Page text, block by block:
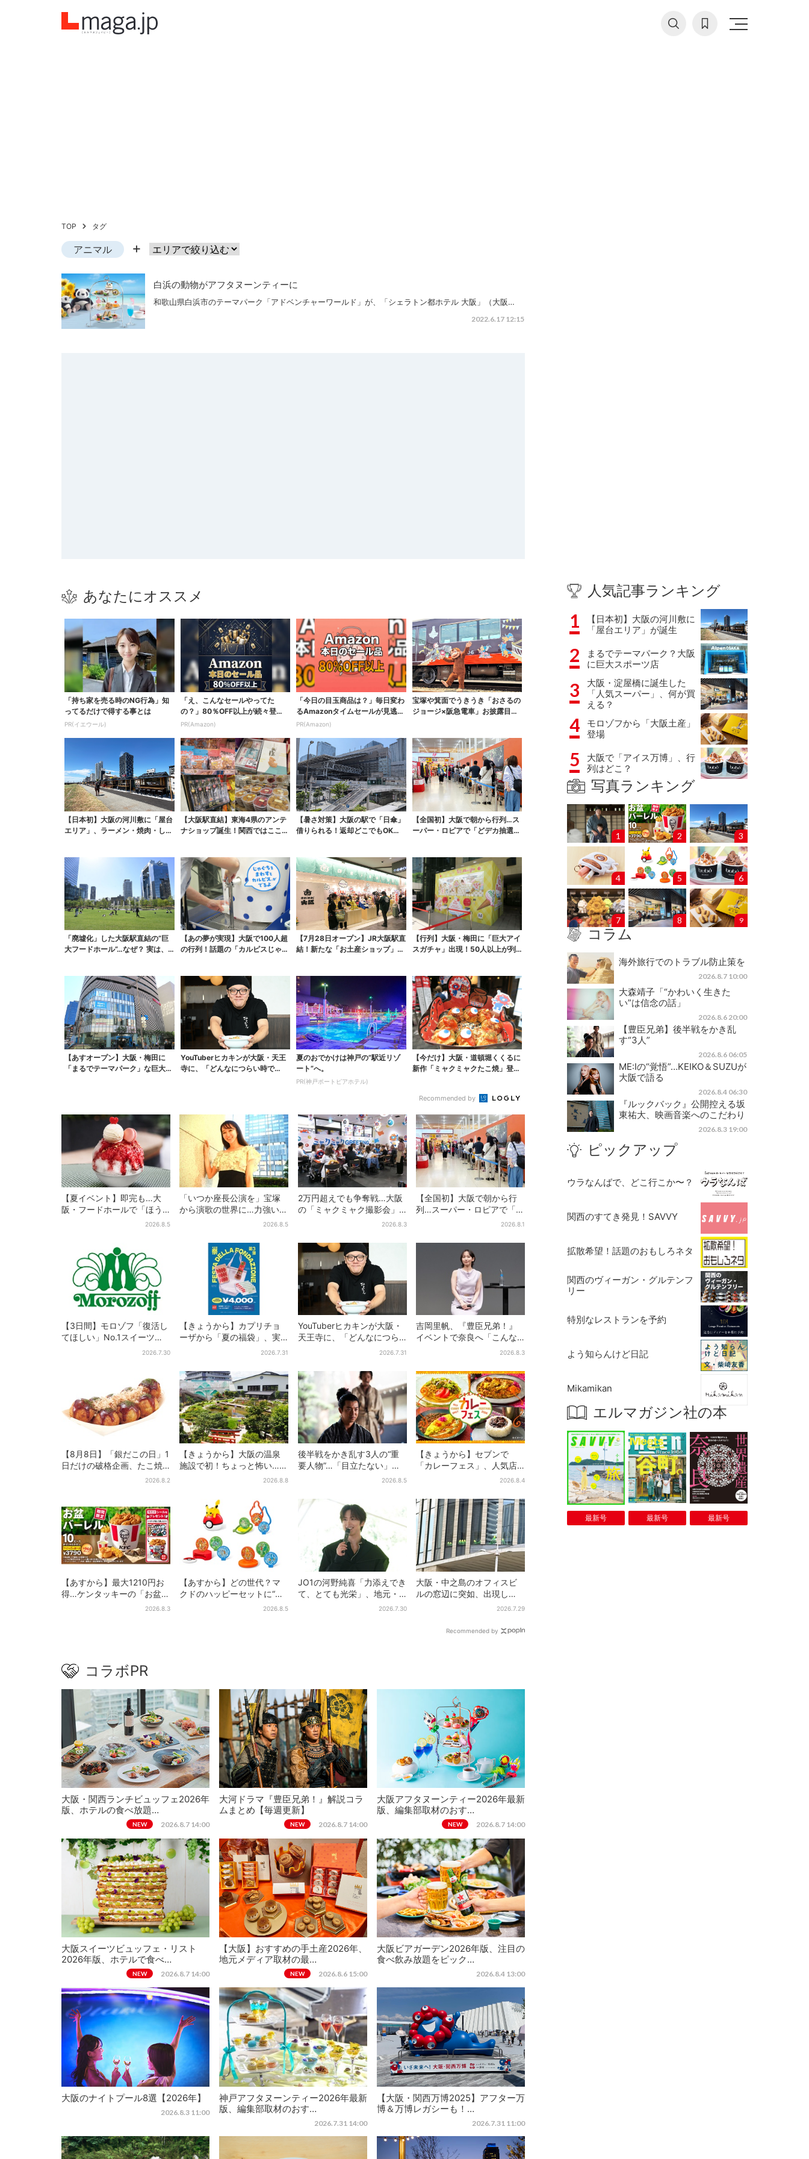
TOP タグ
アニマル
白浜の動物がアフタヌーンティーに
和歌山県白浜市のテーマパーク「アドベンチャーワールド」が、「シェラトン都ホテル 大阪」（大阪…
2022.6.17 12:15
あなたにオススメ
「持ち家を売る時のNG行為」知
ってるだけで得する事とは
PR(イエウール)
「え、こんなセールやってた
の？」80％OFF以上が続々登
場！Amazonの本気が...
PR(Amazon)
「今日の目玉商品は？」毎日変わ
るAmazonタイムセールが見逃せ
ない
PR(Amazon)
宝塚や箕面でうきうき「おさるの
ジョージ×阪急電車」お披露目！
【日本初】大阪の河川敷に「屋台
エリア」、ラーメン・焼肉・しゃ
【大阪駅直結】東海4県のアンテ
ナショップ誕生！関西ではここで
【暑さ対策】大阪の駅で「日傘」
借りられる！返却どこでもOK、
【全国初】大阪で朝から行列…ス
ーパー・ロピアで「どデカ抽選
「廃墟化」した大阪駅直結の“巨
大フードホール”…なぜ？ 実は、
【あの夢が実現】大阪で100人超
の行列！話題の「カルピスじゃぐ
【7月28日オープン】JR大阪駅直
結！新たな「お土産ショップ」、
【行列】大阪・梅田に「巨大アイ
スガチャ」出現！50人以上が列…
【あすオープン】大阪・梅田に
「まるでテーマパーク」な巨大ス
YouTuberヒカキンが大阪・天王
寺に、「どんなにつらい時で
夏のおでかけは神戸の”駅近リゾ
ート”へ。
PR(神戸ポートピアホテル)
【今だけ】大阪・道頓堀くくるに
新作「ミャクミャクたこ焼」登
Recommended by
【夏イベント】即完も…大
阪・フードホールで「ほう
せき箱」の“限定かき氷”が復
2026.8.5
「いつか座長公演を」宝塚
から演歌の世界に…力強いコ
ブシで聴かせる有沙瞳の目
2026.8.5
2万円超えでも争奪戦…大阪
の「ミャクミャク撮影会」
に全国からファン集結、参
いたい理由」
2026.8.3
【全国初】大阪で朝から行
列…スーパー・ロピアで「ど
デカ抽選会」、開始30分2026.8.1
【3日間】モロゾフ「復活し
てほしい」No.1スイーツ、2
万3865票から選ばれた名作
2026.7.30
【きょうから】カプリチョ
ーザから「夏の福袋」、実
質無料…？値段以上の食事券
2026.7.31
YouTuberヒカキンが大阪・
天王寺に、「どんなにつら
い時でも…」ラーメン愛＆兄
2026.7.31
吉岡里帆、『豊臣兄弟！』
イベントで奈良へ「こんな
に楽しんでもらえてうれし
2026.8.3
【8月8日】「銀だこの日」1
日だけの破格企画、たこ焼
き1舟が88円に…先着88名2026.8.2
【きょうから】大阪の温泉
施設で初！ちょっと怖い…？
体験型イベント、限定グル
2026.8.8
後半戦をかき乱す3人の“重
要人物”…「目立たない」主
人公・仲野太賀も、モブキ
2026.8.5
【きょうから】セブンで
「カレーフェス」、人気店
監修メニューなど全15品！
週間だけ
2026.8.4
【あすから】最大1210円お
得…ケンタッキーの「お盆パ
ック」、2週間だけ！数量限
2026.8.3
【あすから】どの世代？マ
クドのハッピーセットに“ポ
ケモンおもちゃ”、歴代30匹
2026.8.5
JO1の河野純喜「力添えでき
て、とても光栄」、地元・
奈良へ凱旋！学生時代の思
2026.7.30
大阪・中之島のオフィスビ
ルの窓辺に突如、出現し
た……巨大インコ「何かい
その正体とは？
2026.7.29
Recommended by
コラボPR
大阪・関西ランチビュッフェ2026年
版、ホテルの食べ放題…
NEW 2026.8.7 14:00
大河ドラマ『豊臣兄弟！』解説コラ
ムまとめ【毎週更新】
NEW 2026.8.7 14:00
大阪アフタヌーンティー2026年最新
版、編集部取材のおす…
NEW 2026.8.7 14:00
大阪スイーツビュッフェ・リスト
2026年版、ホテルで食べ…
NEW 2026.8.7 14:00
【大阪】おすすめの手土産2026年、
地元メディア取材の最…
NEW 2026.8.6 15:00
大阪ビアガーデン2026年版、注目の
食べ飲み放題をピック…
2026.8.4 13:00
大阪のナイトプール8選【2026年】
2026.8.3 11:00
神戸アフタヌーンティー2026年最新
版、編集部取材のおす…
2026.7.31 14:00
【大阪・関西万博2025】アフター万
博＆万博レガシーも！…
2026.7.31 11:00
人気記事ランキング
1
【日本初】大阪の河川敷に
「屋台エリア」が誕生
2
まるでテーマパーク？大阪
に巨大スポーツ店
3
大阪・淀屋橋に誕生した
「人気スーパー」、何が買
える？
4
モロゾフから「大阪土産」
登場
5
大阪で「アイス万博」、行
列はどこ？
写真ランキング
1 2 3
4 5 6
7 8 9
コラム
海外旅行でのトラブル防止策を
2026.8.7 10:00
大森靖子「“かわいく生きた
い”は信念の話」
2026.8.6 20:00
【豊臣兄弟】後半戦をかき乱
す“3人”
2026.8.6 06:05
ME:Iの“覚悟”…KEIKO＆SUZUが
大阪で語る
2026.8.4 06:30
『ルックバック』公開控える坂
東祐大、映画音楽へのこだわり
2026.8.3 19:00
ピックアップ
ウラなんばで、どこ行こか〜？
関西のすてき発見！SAVVY
拡散希望！話題のおもしろネタ
関西のヴィーガン・グルテンフ
リー
特別なレストランを予約
よう知らんけど日記
Mikamikan
エルマガジン社の本
最新号 最新号 最新号